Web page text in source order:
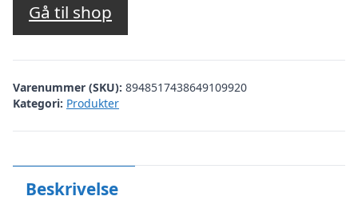
Gå til shop
Varenummer (SKU): 8948517438649109920
Kategori: Produkter
Beskrivelse